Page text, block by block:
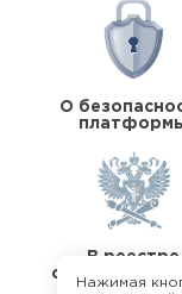
О
платформы
В реестре
операторов
данных
Нажимая